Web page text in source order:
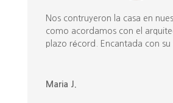
Nos contruyeron la casa en
como acordamos con el
plazo récord. Encantada con su
Maria J.